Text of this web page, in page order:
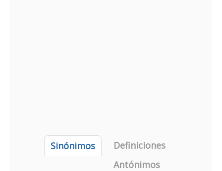
Sinónimos
Definiciones
Antónimos